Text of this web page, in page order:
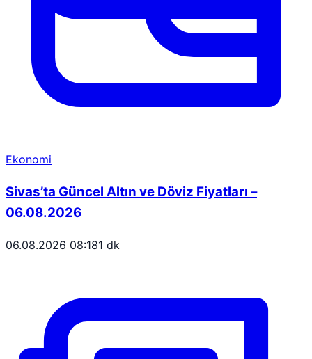
Ekonomi
Sivas’ta Güncel Altın ve Döviz Fiyatları –
06.08.2026
06.08.2026 08:181 dk